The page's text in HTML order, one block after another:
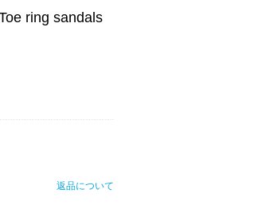
ring sandals
返品について